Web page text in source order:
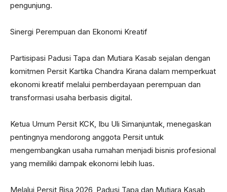
pengunjung.
Sinergi Perempuan dan Ekonomi Kreatif
Partisipasi Padusi Tapa dan Mutiara Kasab sejalan dengan
komitmen Persit Kartika Chandra Kirana dalam memperkuat
ekonomi kreatif melalui pemberdayaan perempuan dan
transformasi usaha berbasis digital.
Ketua Umum Persit KCK, Ibu Uli Simanjuntak, menegaskan
pentingnya mendorong anggota Persit untuk
mengembangkan usaha rumahan menjadi bisnis profesional
yang memiliki dampak ekonomi lebih luas.
Melalui Persit Bisa 2026, Padusi Tapa dan Mutiara Kasab